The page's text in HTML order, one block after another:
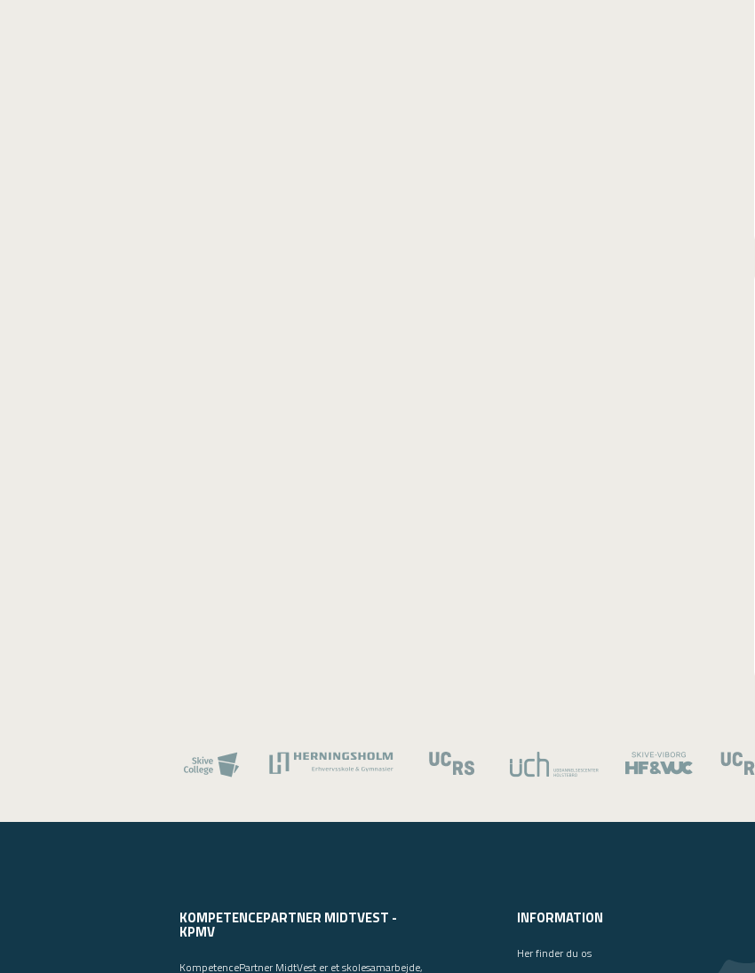
KOMPETENCEPARTNER MIDTVEST -
KPMV
KompetencePartner MidtVest er et skolesamarbejde,
INFORMATION
Her finder du os